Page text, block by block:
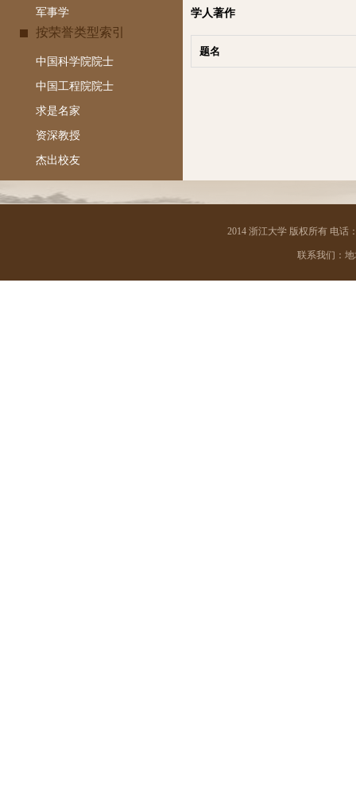
军事学
按荣誉类型索引
中国科学院院士
中国工程院院士
求是名家
资深教授
杰出校友
学人著作
题名
2014 浙江大学 版权所有 电话
联系我们：地